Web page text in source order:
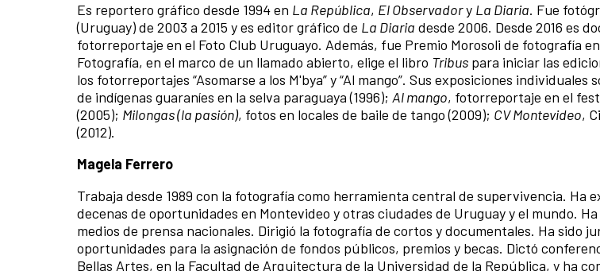
Es reportero gráfico desde 1994 en La República, El Observadory La Diaria. Fue
(Uruguay) de 2003 a 2015 y es editor gráfico de La Diaria desde 2006. Desde 2016 es
fotorreportaje en el Foto Club Uruguayo. Además, fue Premio Morosoli de fotografía
Fotografía, en el marco de un llamado abierto, elige el libro Tribus para iniciar las
los fotorreportajes “Asomarse a los M'bya” y “Al mango”. Sus exposiciones individuales
de indígenas guaraníes en la selva paraguaya (1996); Al mango, fotorreportaje en el
(2005); Milongas (la pasión), fotos en locales de baile de tango (2009); CV Montevideo,
(2012).
Magela Ferrero
Trabaja desde 1989 con la fotografía como herramienta central de supervivencia. Ha
decenas de oportunidades en Montevideo y otras ciudades de Uruguay y el mundo.
medios de prensa nacionales. Dirigió la fotografía de cortos y documentales. Ha sido
oportunidades para la asignación de fondos públicos, premios y becas. Dictó
Bellas Artes, en la Facultad de Arquitectura de la Universidad de la República, y ha